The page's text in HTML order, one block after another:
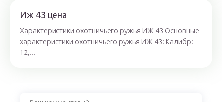
Иж 43 цена
Характеристики охотничьего ружья ИЖ 43 Основные
характеристики охотничьего ружья ИЖ 43: Калибр:
12,...